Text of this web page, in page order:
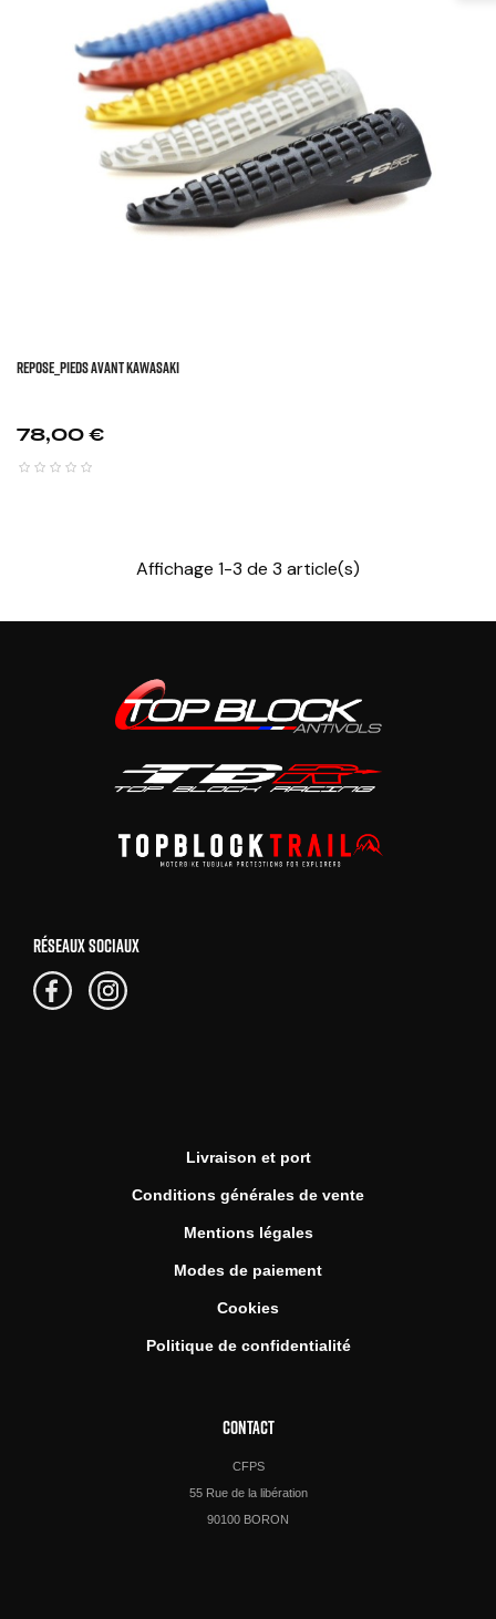
REPOSE_PIEDS AVANT KAWASAKI
Prix
78,00 €
Affichage 1-3 de 3 article(s)
RÉSEAUX SOCIAUX
Livraison et port
Conditions générales de vente
Mentions légales
Modes de paiement
Cookies
Politique de confidentialité
CONTACT
CFPS
55 Rue de la libération
90100 BORON